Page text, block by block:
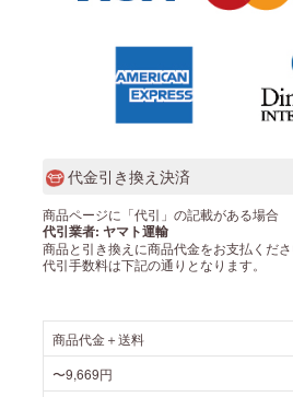
代金引き換え決済
商品ページに「代引」の記載がある場合
代引業者: ヤマト運輸
商品と引き換えに商品代金をお支払くださ
代引手数料は下記の通りとなります。
商品代金＋送料
〜9,669円